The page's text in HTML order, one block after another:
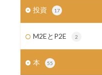
投資 17
M2EとP2E 2
本 55